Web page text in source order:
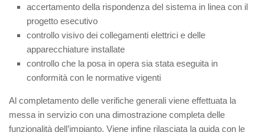
accertamento della rispondenza del sistema in linea con il
progetto esecutivo
controllo visivo dei collegamenti elettrici e delle
apparecchiature installate
controllo che la posa in opera sia stata eseguita in
conformità con le normative vigenti
Al completamento delle verifiche generali viene effettuata la
messa in servizio con una dimostrazione completa delle
funzionalità dell’impianto. Viene infine rilasciata la guida con le